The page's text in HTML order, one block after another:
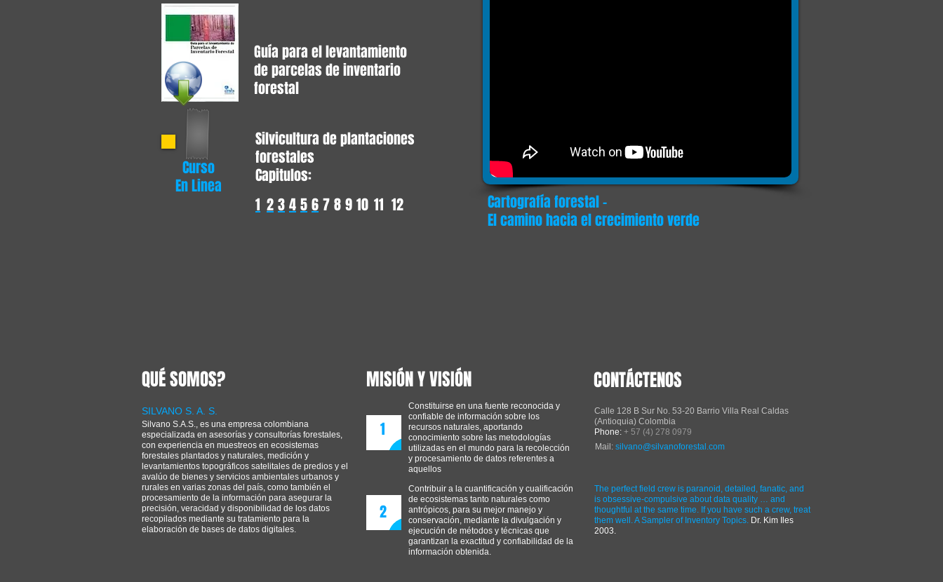
Curso
En Linea
Guía para el levantamiento
de parcelas de inventario
forestal
Silvicultura de plantaciones
forestales
Capitulos:
1 2 3 4 5 6 7 8 9 10 11 12
Cartografía forestal -
El camino hacia el crecimiento verde
QUÉ SOMOS?
SILVANO S. A. S.
Silvano S.A.S., es una empresa colombiana
especializada en asesorías y consultorías forestales,
con experiencia en muestreos en ecosistemas
forestales plantados y naturales, medición y
levantamientos topográficos satelitales de predios y el
avalúo de bienes y servicios ambientales urbanos y
rurales en varias zonas del país, como también el
procesamiento de la información para asegurar la
precisión, veracidad y disponibilidad de los datos
recopilados mediante su tratamiento para la
elaboración de bases de datos digitales.
MISIÓN Y VISIÓN
Constituirse en una fuente reconocida y
confiable de información sobre los
recursos naturales, aportando
conocimiento sobre las metodologías
utilizadas en el mundo para la recolección
y procesamiento de datos referentes a
aquellos
1
2
Contribuir a la cuantificación y cualificación
de ecosistemas tanto naturales como
antrópicos, para su mejor manejo y
conservación, mediante la divulgación y
ejecución de métodos y técnicas que
garantizan la exactitud y confiabilidad de la
información obtenida.
CONTÁCTENOS
Mail: silvano@silvanoforestal.com
Calle 128 B Sur No. 53-20 Barrio Villa Real Caldas
(Antioquia) Colombia
Phone: + 57 (4) 278 0979
The perfect field crew is paranoid, detailed, fanatic, and
is obsessive-compulsive about data quality … and
thoughtful at the same time. If you have such a crew, treat
them well. A Sampler of Inventory Topics. Dr. Kim Iles
2003.